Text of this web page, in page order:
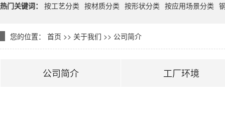
热门关键词： 按工艺分类 按材质分类 按形状分类 按应用场景分类
您的位置： 首页 >> 关于我们 >> 公司简介
公司简介 工厂环境